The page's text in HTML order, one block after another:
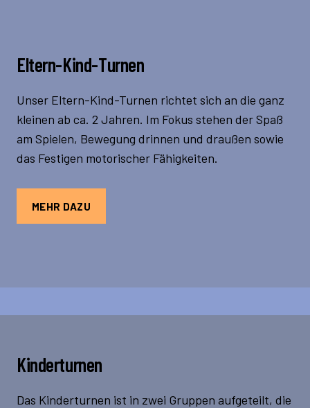
Eltern-Kind-Turnen
Unser Eltern-Kind-Turnen richtet sich an die ganz
kleinen ab ca. 2 Jahren. Im Fokus stehen der Spaß
am Spielen, Bewegung drinnen und draußen sowie
das Festigen motorischer Fähigkeiten.
MEHR DAZU
Kinderturnen
Das Kinderturnen ist in zwei Gruppen aufgeteilt, die